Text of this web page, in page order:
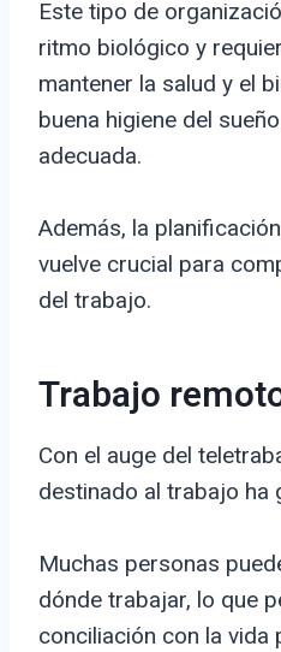
Este tipo de
ritmo biológico y
mantener la salud y el
buena higiene del
adecuada.
Además, la
vuelve crucial para
del trabajo.
Trabajo
Con el auge del
destinado al trabajo ha
Muchas personas
dónde trabajar, lo que
conciliación con la vida